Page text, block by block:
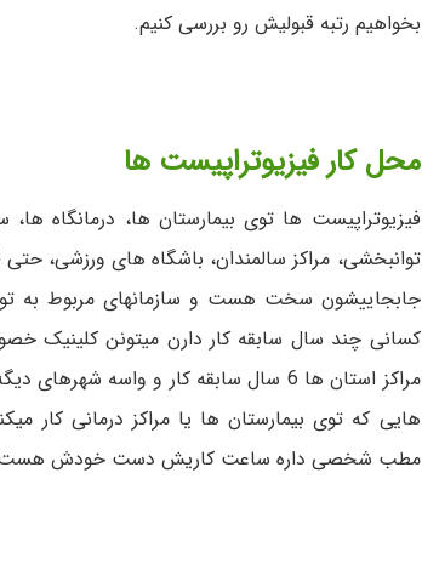
بخواهیم رتبه قبولیش رو بررسی کنیم.
محل کار فیزیوتراپیست ها
فیزیوتراپیست ها توی بیمارستان ها، درمانگاه
توانبخشی، مراکز سالمندان، باشگاه های ورزشی،
جابجاییشون سخت هست و سازمانهای مربوط به
کسانی چند سال سابقه کار دارن میتونن کلینیک
هایی که توی بیمارستان ها یا مراکز درمانی کار
مطب شخصی داره ساعت کاریش دست خودش